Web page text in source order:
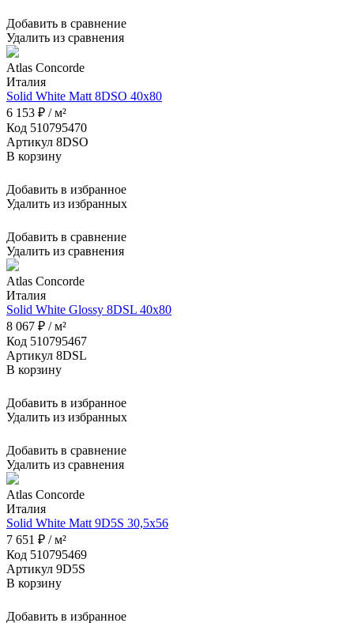
Добавить в сравнение
Удалить из сравнения
Atlas Concorde
Италия
Solid White Matt 8DSO 40x80
6 153 ₽ / м²
Код 510795470
Артикул 8DSO
В корзину
Добавить в избранное
Удалить из избранных
Добавить в сравнение
Удалить из сравнения
Atlas Concorde
Италия
Solid White Glossy 8DSL 40x80
8 067 ₽ / м²
Код 510795467
Артикул 8DSL
В корзину
Добавить в избранное
Удалить из избранных
Добавить в сравнение
Удалить из сравнения
Atlas Concorde
Италия
Solid White Matt 9D5S 30,5x56
7 651 ₽ / м²
Код 510795469
Артикул 9D5S
В корзину
Добавить в избранное